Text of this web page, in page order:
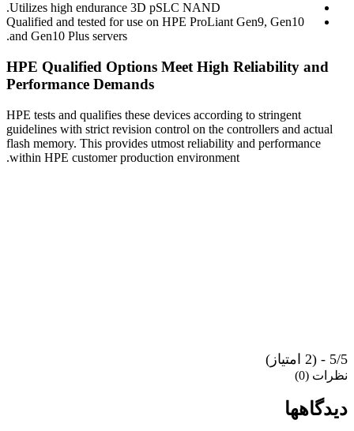
Utilizes high endurance 3D pSLC NAND.
Qualified and tested for use on HPE ProLiant Gen9, Gen10
and Gen10 Plus servers.
HPE Qualified Options Meet High Reliability and
Performance Demands
HPE tests and qualifies these devices according to stringent
guidelines with strict revision control on the controllers and actual
flash memory. This provides utmost reliability and performance
within HPE customer production environment.
5/5 - (2 امتیاز)
نظرات (0)
دیدگاهها